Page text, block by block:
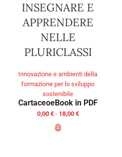
INSEGNARE E
APPRENDERE
NELLE
PLURICLASSI
Innovazione e ambienti della
formazione per lo sviluppo
sostenibile
CartaceoeBook in PDF
0,00 € - 18,00 €